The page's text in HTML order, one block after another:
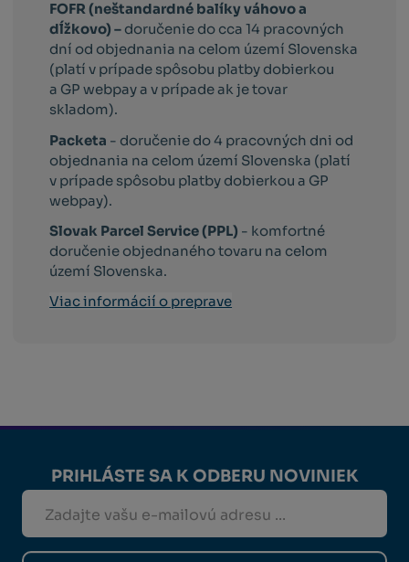
FOFR (neštandardné balíky váhovo a
dĺžkovo) – doručenie do cca 14 pracovných
dní od objednania na celom území Slovenska
(platí v prípade spôsobu platby dobierkou
a GP webpay a v prípade ak je tovar
skladom).
Packeta - doručenie do 4 pracovných dni od
objednania na celom území Slovenska (platí
v prípade spôsobu platby dobierkou a GP
webpay).
Slovak Parcel Service (PPL) - komfortné
doručenie objednaného tovaru na celom
území Slovenska.
Viac informácií o preprave
PRIHLÁSTE SA K ODBERU NOVINIEK